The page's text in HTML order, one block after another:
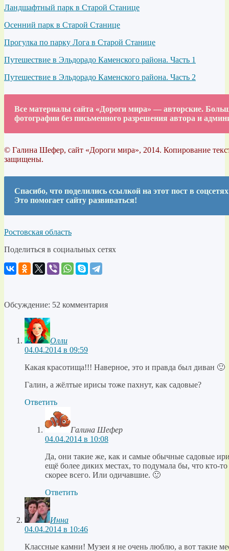
Ландшафтный парк в Старой Станице
Осенний парк в Старой Станице
Прогулка по парку Лога в Старой Станице
Путешествие в Эльдорадо Каменского района. Часть 1
Путешествие в Эльдорадо Каменского района. Часть 2
Все материалы сайта «Дороги мира» — авторские.
фотографии без письменного разрешения автора и
© Галина Шефер, сайт «Дороги мира», 2014. Копирование
защищены.
Спасибо, что поделились ссылкой на этот пост в
Это помогает сайту развиваться!
Ростовская область
Поделиться в социальных сетях
Обсуждение: 52 комментария
Олли
04.04.2014 в 09:59
Какая красотища!!! Наверное, это и правда был диван 🙂
Галин, а жёлтые ирисы тоже пахнут, как садовые?
Ответить
Галина Шефер
04.04.2014 в 10:08
Да, они такие же, как и самые обычные садовые
ещё более диких местах, то подумала бы, что кто-
скорее всего. Или одичавшие. 🙂
Ответить
Инна
04.04.2014 в 10:46
Классные камни! Музеи я не очень люблю, а вот такие